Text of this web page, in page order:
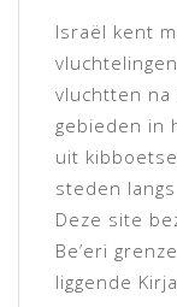
Israël kent
vluchtten na
gebieden in
uit
steden
Deze site
Be’eri
liggende